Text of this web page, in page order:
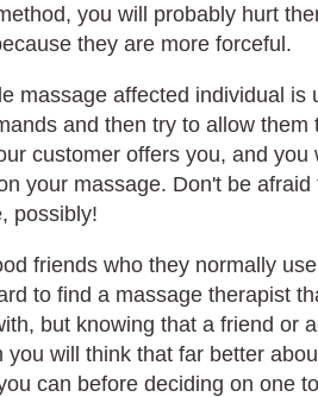
you will probably hurt
they are more forceful.
massage affected individual is
and then try to allow them
customer offers you, and
your massage. Don't be
possibly!
friends who they normally
to find a massage therapist
but knowing that a friend or
you will think that far better
can before deciding on one